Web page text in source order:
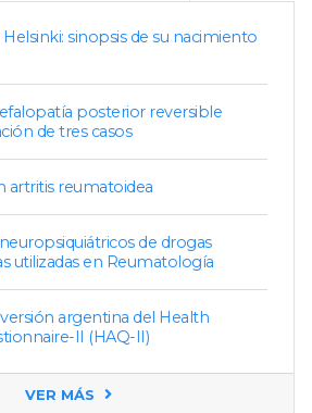
sinopsis de su nacimiento
posterior reversible
de tres casos
artritis reumatoidea
de drogas
utilizadas en Reumatología
argentina del Health
II (HAQ-II)
VER MÁS